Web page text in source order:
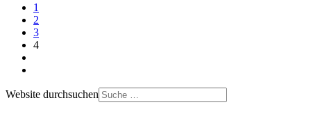
1
2
3
4
Website durchsuchen